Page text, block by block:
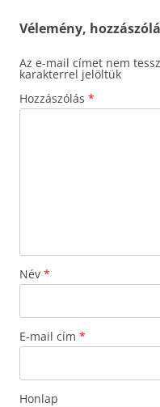
Vélemény,
Az e-mail címet nem
karakterrel jelöltük
Hozzászólás *
Név *
E-mail cím *
Honlap